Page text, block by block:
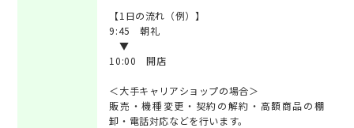
【1日の流れ（例）】
9:45 朝礼
▼
10:00 開店
＜大手キャリアショップの場合＞
販売・機種変更・契約の解約・高額商品の棚
卸・電話対応などを行います。